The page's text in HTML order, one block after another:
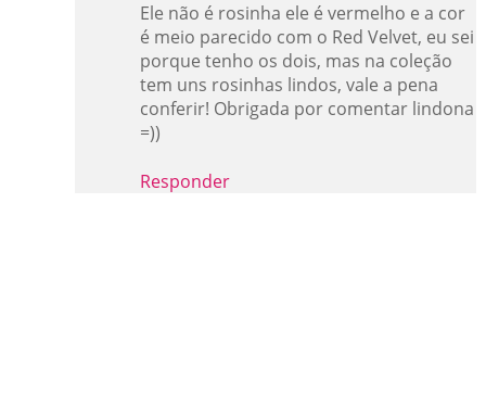
Ele não é rosinha ele é vermelho e a cor
é meio parecido com o Red Velvet, eu sei
porque tenho os dois, mas na coleção
tem uns rosinhas lindos, vale a pena
conferir! Obrigada por comentar lindona
=))
Responder